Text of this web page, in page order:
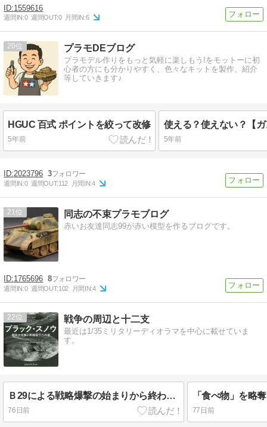
1559616
週間IN:0 週間OUT:0 月間IN:6
20 プラモDEブログ
プラモデル作りをもっと気軽に楽しもう!をモットーに初
心者の方にも分かりやすく、色々なキットを製作、紹介
等していきます♪
HGUC 百式 ポイントを絞って改修
5年前 5年前
2023796 3
週間IN:0 週間OUT:112 月間IN:4
21 同志の不束プラモブログ
赤いお友達同志99が赤い模型を作るブログです。
1765696 8
週間IN:0 週間OUT:102 月間IN:4
22 戦争の周辺と十二支
最近は1/35ミリタリーディオラマを中心に載せていま
す。
Ｂ29による戦略爆撃の始まりから終わりまで
76日前 77日前